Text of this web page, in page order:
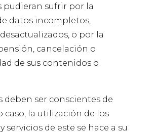
pudieran sufrir por la
datos incompletos,
o por la
cancelación o
de sus contenidos o
deben ser conscientes de
caso, la utilización de los
servicios de este se hace a su